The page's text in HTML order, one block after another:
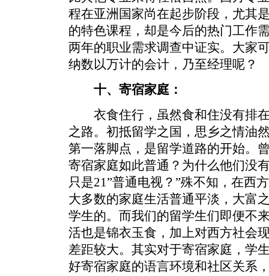
程在亚洲国家尚在起步阶段，尤其
的特色课程，却是今后的热门工作
两年的职业需求调查中证实。大家
纳数以万计的会计，乃至经理呢？
十、寄宿家庭：
衣食住行，虽然食和住没有排在
之路。初抵留学之国，思乡之情油
第一落脚点，是留学道路的开始。
寄宿家庭如此普通？为什么他们没
只是21”普通电视？”殊不知，在西
大多数的家庭生活普通平淡，大富
学生的。而我们的留学生们即便不
活也是锦衣玉食，加上对西方社会
差距较大。其实对于寄宿家庭，学
好寄宿家庭的语言环境和社区关系